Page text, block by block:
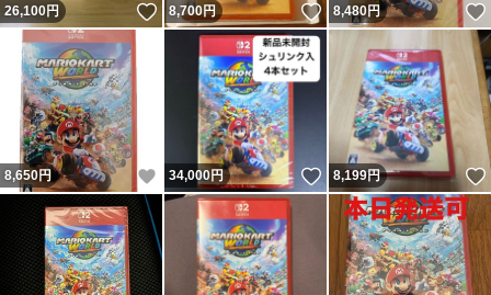
26,100円 いいね！
8,700円 いいね！
8,480円
8,650円 いいね！
34,000円 いいね！
8,199円